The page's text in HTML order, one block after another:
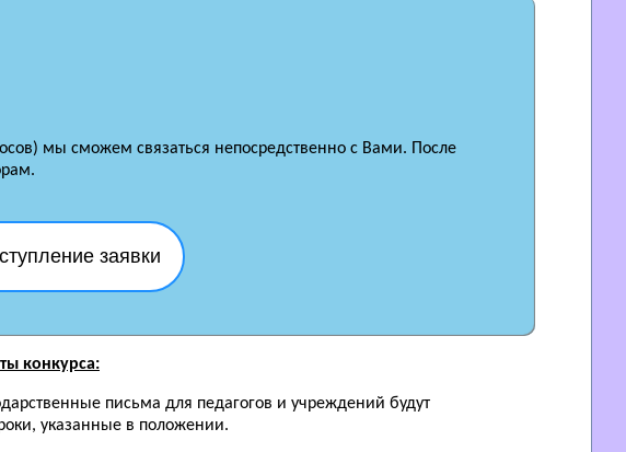
мы сможем связаться непосредственно с Вами. После
заявки
конкурса:
письма для педагогов и учреждений будут
указанные в положении.